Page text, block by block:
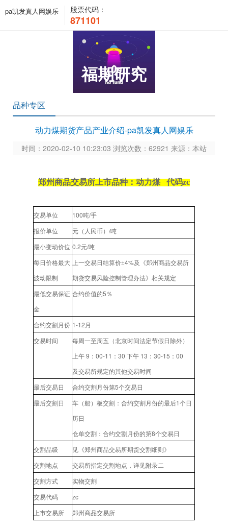
pa凯发真人网娱乐 股票代码：
871101
福期研究
品种专区
动力煤期货产品产业介绍-pa凯发真人网娱乐
时间：2020-02-10 10:23:03 浏览次数：62921 来源：本站
郑州商品交易所上市品种：动力煤 代码zc
交易单位 100吨/手
报价单位 元（人民币） /吨
最小变动价位 0.2元/吨
每日价格最大
波动限制
上一交易日结算价±4%及《郑州商品交易所
期货交易风险控制管理办法》相关规定
最低交易保证
金
合约价值的5 ％
合约交割月份 1-12 月
交易时间 每周一至周五（北京时间法定节假日除外）
上午 9 ： 00-11 ： 30 下午 13 ： 30-15 ： 00
及交易所规定的其他交易时间
最后交易日 合约交割月份第5个交易日
最后交割日 车（船）板交割：合约交割月份的最后1 个日
历日
仓单交割：合约交割月份的第8个交易日
交割品级 见《郑州商品交易所期货交割细则》
交割地点 交易所指定交割地点，详见附录二
交割方式 实物交割
交易代码 zc
上市交易所 郑州商品交易所